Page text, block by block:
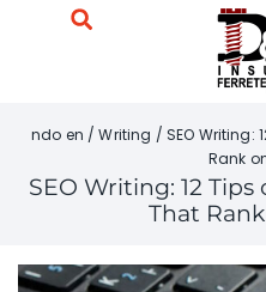
ndo en / Writing / SEO Writing:
Rank
SEO Writing: 12
That